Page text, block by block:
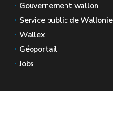
Gouvernement wallon
Service public de Wallonie
Wallex
Géoportail
Jobs